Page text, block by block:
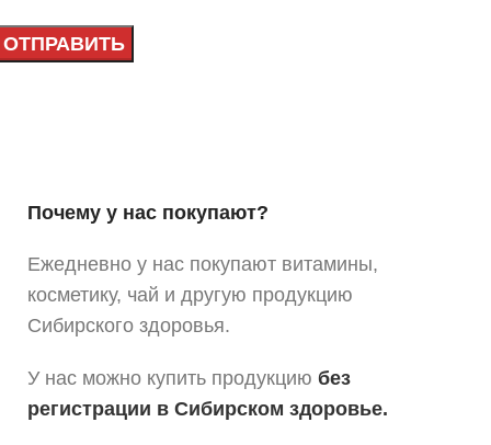
Почему у нас покупают?
Ежедневно у нас покупают витамины,
косметику, чай и другую продукцию
Сибирского здоровья.
У нас можно купить продукцию без
регистрации в Сибирском здоровье.